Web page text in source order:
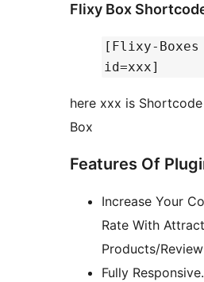
Flixy Box
[Flixy-Boxes
id=xxx]
here xxx is
Box
Features Of
Increase Your
Rate With
Products/
Fully Responsive.